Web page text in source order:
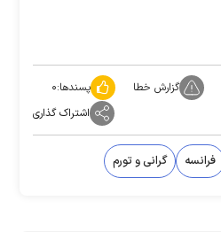
گزارش خطا پسندها:۰
اشتراک گذاری
فرانسه گرانی و تورم